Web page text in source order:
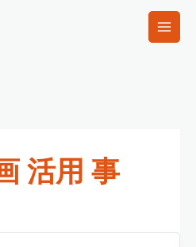
活用 事